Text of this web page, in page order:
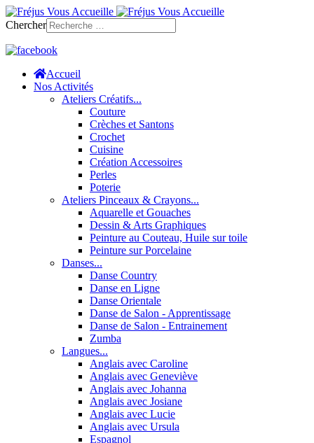
Chercher
Accueil
Nos Activités
Ateliers Créatifs...
Couture
Crèches et Santons
Crochet
Cuisine
Création Accessoires
Perles
Poterie
Ateliers Pinceaux & Crayons...
Aquarelle et Gouaches
Dessin & Arts Graphiques
Peinture au Couteau, Huile sur toile
Peinture sur Porcelaine
Danses...
Danse Country
Danse en Ligne
Danse Orientale
Danse de Salon - Apprentissage
Danse de Salon - Entrainement
Zumba
Langues...
Anglais avec Caroline
Anglais avec Geneviève
Anglais avec Johanna
Anglais avec Josiane
Anglais avec Lucie
Anglais avec Ursula
Espagnol